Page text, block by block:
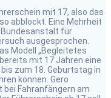
mit 17, also das
abblockt. Eine Mehrheit
Bundesanstalt für
ausgesprochen.
Modell „Begleitetes
mit 17 Jahren eine
zum 18. Geburtstag in
können. Gero
bei Fahranfängern am